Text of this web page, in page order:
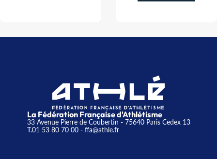
La Fédération Française d'Athlétisme
33 Avenue Pierre de Coubertin - 75640 Paris Cedex 13
T.01 53 80 70 00- ffa@athle.fr